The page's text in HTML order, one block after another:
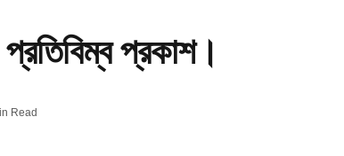
প্রকাশ।
Read